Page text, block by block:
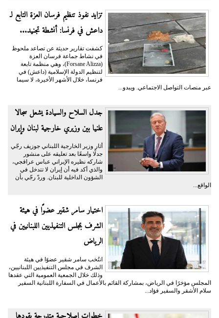
تزايد نفوذ تنظيم فرسان العزة التابع لـ
داعش في فرنسا: أنشطة تجنيد...
كشفت تقارير حديثة عن تصاعد ملحوظ
في نشاط جماعة فرسان العزة
(Forsane Alizza)، وهي منظمة تابعة
لتنظيم الدولة الإسلامية (داعش) في
فرنسا، خلال الأشهر الأخيرة، لا سيما
عبر منصات التواصل الاجتماعي. ويبدو...
جدل السلاح والسيادة يشعل سجالا
علنيا بين وزيري خارجية لبنان وإيران
أثار وزير الخارجية اللبناني جوزيف رجّي
جدلًا واسعًا بعد تعليقه على منشور
شاركه نظيره الإيراني عباس عراقجي،
والذي أكد فيه أن إيران لا تتدخل في
الشؤون الداخلية للبنان. وردّ رجّي بأن
الواقع...
اختيار سامر شقير عضوًا في هيئة
الشرف بمجلس التنفيذيين اللبنانيين في
الرياض
انتُخب سامر شقير عضوًا في هيئة
الشرف في مجلس التنفيذيين اللبنانيين،
وذلك خلال الجمعية العمومية التي عقدها
المجلس مؤخرًا في الرياض، بمشاركة القائم بالأعمال في السفارة اللبنانية السفير
سلام الأشقر والسفير فؤاد...